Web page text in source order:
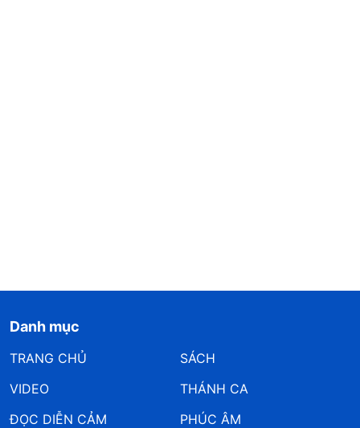
Danh mục
TRANG CHỦ
SÁCH
VIDEO
THÁNH CA
ĐỌC DIỄN CẢM
PHÚC ÂM